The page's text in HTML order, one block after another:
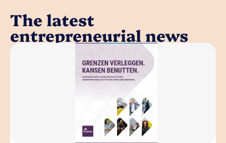
The latest
entrepreneurial news